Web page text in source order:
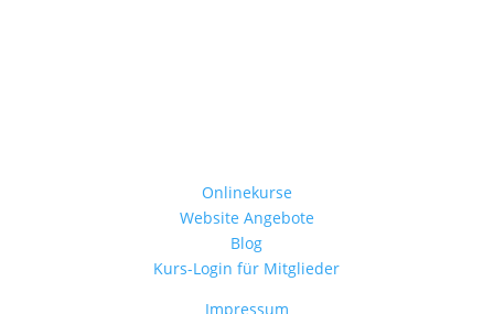
Onlinekurse
Website Angebote
Blog
Kurs-Login für Mitglieder
Impressum